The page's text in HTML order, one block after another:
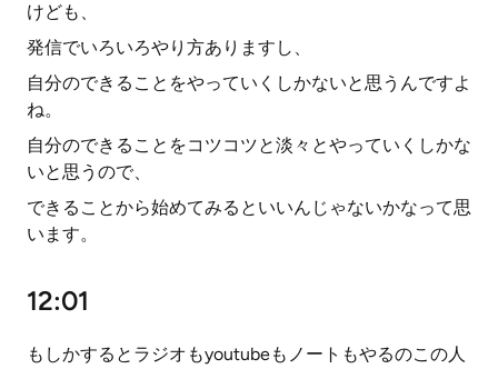
けども、
発信でいろいろやり方ありますし、
自分のできることをやっていくしかないと思うんですよ
ね。
自分のできることをコツコツと淡々とやっていくしかな
いと思うので、
できることから始めてみるといいんじゃないかなって思
います。
12:01
もしかするとラジオもyoutubeもノートもやるのこの人